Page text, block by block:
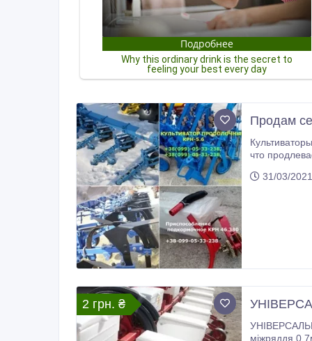
Продам
Культиваторы КРН знают все, они давно применяются
что продлевает срок службы. Секции, отдельные
31/03/2021
2 грн. ₴
УНІВЕРСАЛЬНА
міжряддя